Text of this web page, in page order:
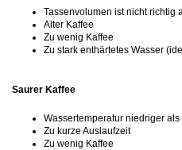
Tassenvolumen ist nicht richtig
Alter Kaffee
Zu wenig Kaffee
Zu stark enthärtetes Wasser
Saurer Kaffee
Wassertemperatur niedriger als
Zu kurze Auslaufzeit
Zu wenig Kaffee